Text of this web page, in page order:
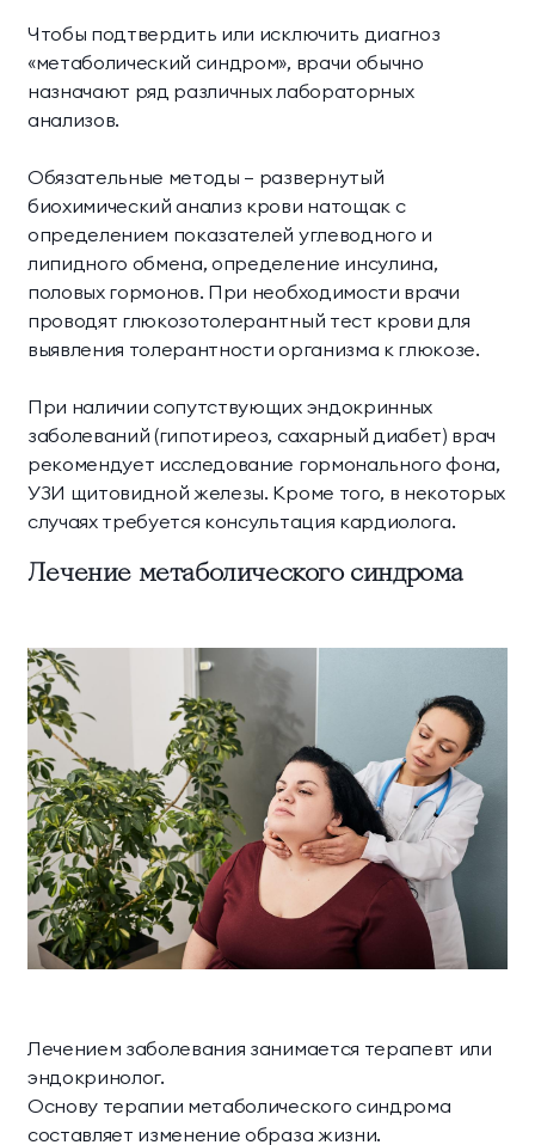
Чтобы подтвердить или исключить диагноз
«метаболический синдром», врачи обычно
назначают ряд различных лабораторных
анализов.
Обязательные методы – развернутый
биохимический анализ крови натощак с
определением показателей углеводного и
липидного обмена, определение инсулина,
половых гормонов. При необходимости врачи
проводят глюкозотолерантный тест крови для
выявления толерантности организма к глюкозе.
При наличии сопутствующих эндокринных
заболеваний (гипотиреоз, сахарный диабет) врач
рекомендует исследование гормонального фона,
УЗИ щитовидной железы. Кроме того, в некоторых
случаях требуется консультация кардиолога.
Лечение метаболического синдрома
Лечением заболевания занимается терапевт или
эндокринолог.
Основу терапии метаболического синдрома
составляет изменение образа жизни.